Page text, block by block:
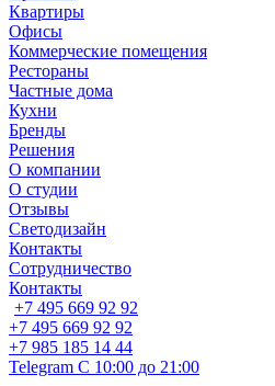
Квартиры
Офисы
Коммерческие помещения
Рестораны
Частные дома
Кухни
Бренды
Решения
О компании
О студии
Отзывы
Светодизайн
Контакты
Сотрудничество
Контакты
+7 495 669 92 92
+7 495 669 92 92
+7 985 185 14 44
Telegram С 10:00 до 21:00